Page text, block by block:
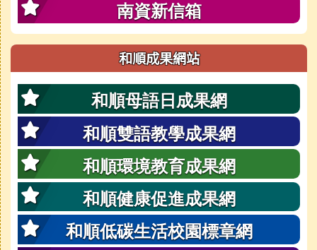
南資新信箱
和順成果網站
和順母語日成果網
和順雙語教學成果網
和順環境教育成果網
和順健康促進成果網
和順低碳生活校園標章網